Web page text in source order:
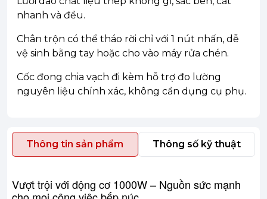
nhanh và đều.
Chân trộn có thể tháo rời chỉ với 1 nút nhấn, dễ
vệ sinh bằng tay hoặc cho vào máy rửa chén.
Cốc đong chia vạch đi kèm hỗ trợ đo lường
nguyên liệu chính xác, không cần dụng cụ phụ.
Thông tin sản phẩm Thông số kỹ thuật
Vượt trội với động cơ 1000W – Nguồn sức mạnh